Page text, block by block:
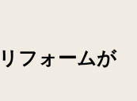
フォームが